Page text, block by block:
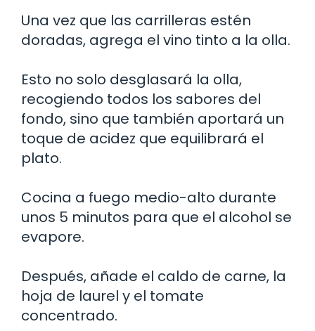
Una vez que las carrilleras estén
doradas, agrega el vino tinto a la olla.
Esto no solo desglasará la olla,
recogiendo todos los sabores del
fondo, sino que también aportará un
toque de acidez que equilibrará el
plato.
Cocina a fuego medio-alto durante
unos 5 minutos para que el alcohol se
evapore.
Después, añade el caldo de carne, la
hoja de laurel y el tomate
concentrado.